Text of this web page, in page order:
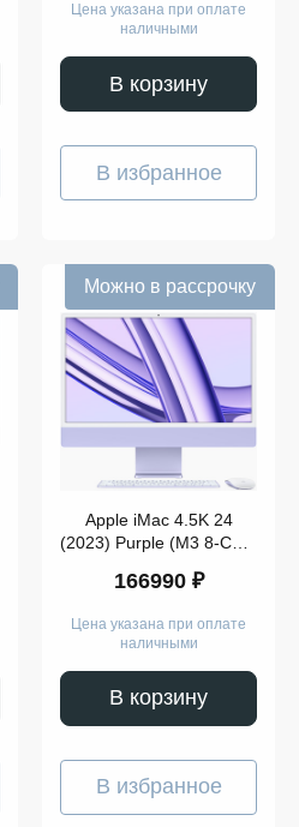
Цена указана при оплате
наличными
В корзину
В избранное
Можно в рассрочку
Apple iMac 4.5K 24
(2023) Purple (M3 8-Core
256Gb)
166990 ₽
Цена указана при оплате
наличными
В корзину
В избранное